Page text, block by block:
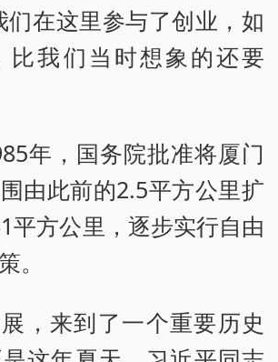
们在这里参与了创业，如
比我们当时想象的还要
年，国务院批准将厦门
由此前的2.5平方公里扩
平方公里，逐步实行自由
。
，来到了一个重要历史